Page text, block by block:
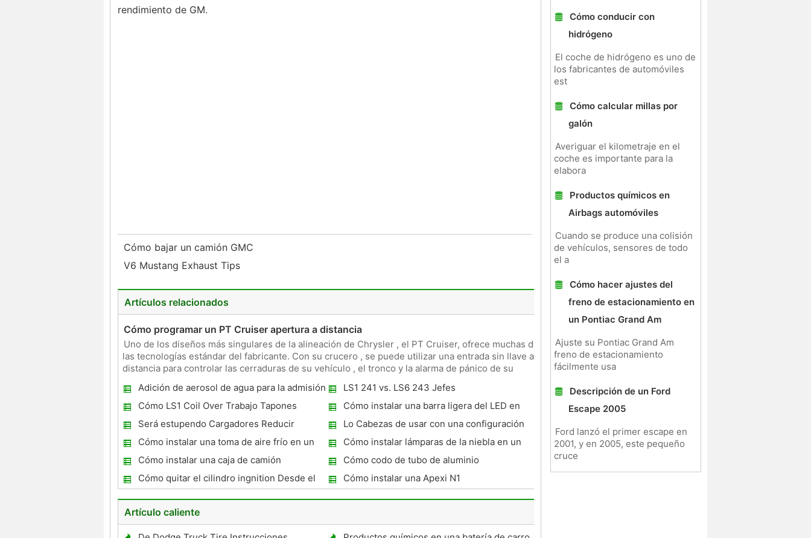
rendimiento de GM.
Cómo bajar un camión GMC
V6 Mustang Exhaust Tips
Artículos relacionados
Cómo programar un PT Cruiser apertura a distancia
Uno de los diseños más singulares de la alineación de Chrysler , el PT Cruiser, ofrece muchas de
las tecnologías estándar del fabricante. Con su crucero , se puede utilizar una entrada sin llave a
distancia para controlar las cerraduras de su vehículo , el tronco y la alarma de pánico de su
Adición de aerosol de agua para la admisión
a ganar más caballos de fuerza
LS1 241 vs. LS6 243 Jefes
Cómo LS1 Coil Over Trabajo Tapones
Cómo instalar una barra ligera del LED en
una Dodge Dakota
Será estupendo Cargadores Reducir
consumo de gasolina ?
Lo Cabezas de usar con una configuración
Supercharger
Cómo instalar una toma de aire frío en un
Mini Cooper R53
Cómo instalar lámparas de la niebla en un
Jeep Grand Cherokee
Cómo instalar una caja de camión
Cómo codo de tubo de aluminio
Cómo quitar el cilindro ingnition Desde el
1970 Chevelle
Cómo instalar una Apexi N1
Artículo caliente
Cómo conducir con
hidrógeno
El coche de hidrógeno es uno de
los fabricantes de automóviles
est
Cómo calcular millas por
galón
Averiguar el kilometraje en el
coche es importante para la
elabora
Productos químicos en
Airbags automóviles
Cuando se produce una colisión
de vehículos, sensores de todo
el a
Cómo hacer ajustes del
freno de estacionamiento en
un Pontiac Grand Am
Ajuste su Pontiac Grand Am
freno de estacionamiento
fácilmente usa
Descripción de un Ford
Escape 2005
Ford lanzó el primer escape en
2001, y en 2005, este pequeño
cruce